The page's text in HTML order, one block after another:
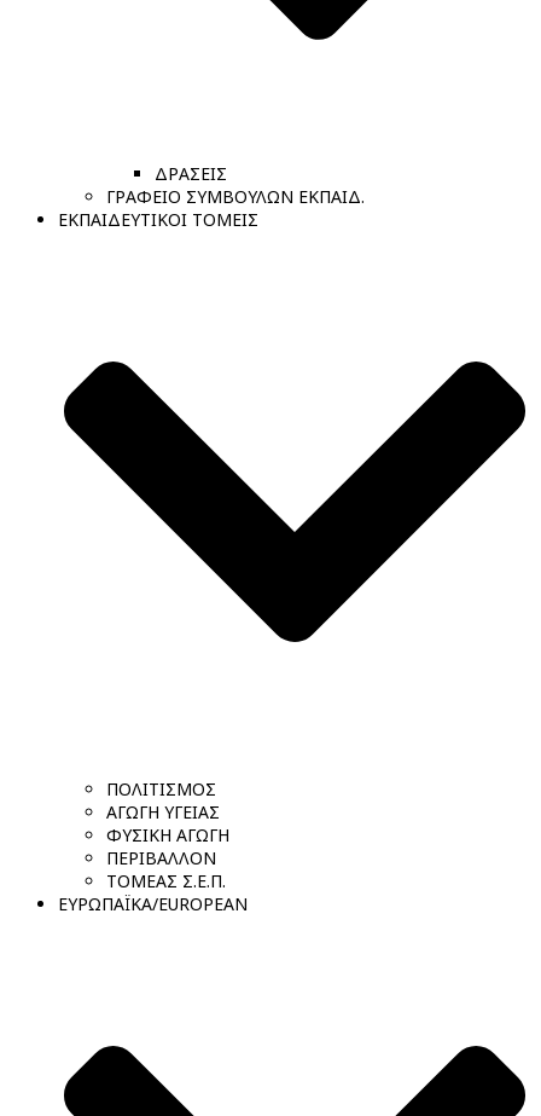
ΔΡΑΣΕΙΣ
ΓΡΑΦΕΙΟ ΣΥΜΒΟΥΛΩΝ ΕΚΠΑΙΔ.
ΕΚΠΑΙΔΕΥΤΙΚΟΙ ΤΟΜΕΙΣ
ΠΟΛΙΤΙΣΜΟΣ
ΑΓΩΓΗ ΥΓΕΙΑΣ
ΦΥΣΙΚΗ ΑΓΩΓΗ
ΠΕΡΙΒΑΛΛΟΝ
ΤΟΜΕΑΣ Σ.Ε.Π.
ΕΥΡΩΠΑΪΚΑ/EUROPEAN